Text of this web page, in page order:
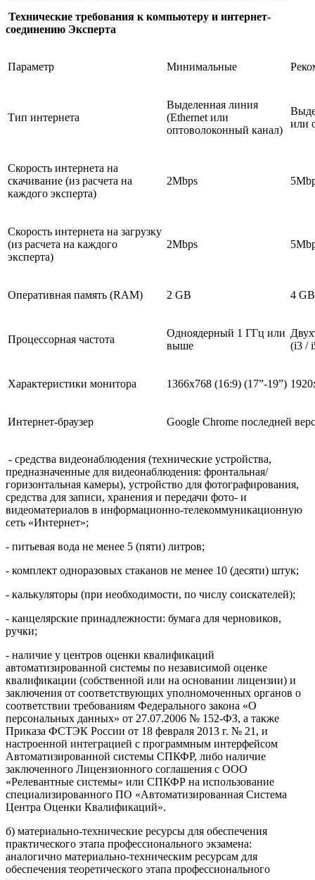
Технические требования к компьютеру и интернет-
соединению Эксперта
Параметр Минимальные
Тип интернета
Выделенная линия
(Ethernet или
оптоволоконный канал)
или
Скорость интернета на
скачивание (из расчета на
каждого эксперта)
2Mbps
Скорость интернета на загрузку
(из расчета на каждого
эксперта)
2Mbps
Оперативная память (RAM) 2 GB 4 GB
Процессорная частота
Одноядерный 1 ГГц или
выше
(i3 /
Характеристики монитора 1366х768 (16:9) (17”-19”)
Интернет-браузер Google Chrome последней
- средства видеонаблюдения (технические устройства,
предназначенные для видеонаблюдения: фронтальная/
горизонтальная камеры), устройство для фотографирования,
средства для записи, хранения и передачи фото- и
видеоматериалов в информационно-телекоммуникационную
сеть «Интернет»;
- питьевая вода не менее 5 (пяти) литров;
- комплект одноразовых стаканов не менее 10 (десяти) штук;
- калькуляторы (при необходимости, по числу соискателей);
- канцелярские принадлежности: бумага для черновиков,
ручки;
- наличие у центров оценки квалификаций
автоматизированной системы по независимой оценке
квалификации (собственной или на основании лицензии) и
заключения от соответствующих уполномоченных органов о
соответствии требованиям Федерального закона «О
персональных данных» от 27.07.2006 № 152-ФЗ, а также
Приказа ФСТЭК России от 18 февраля 2013 г. № 21, и
настроенной интеграцией с программным интерфейсом
Автоматизированной системы СПКФР, либо наличие
заключенного Лицензионного соглашения с ООО
«Релевантные системы» или СПКФР на использование
специализированного ПО «Автоматизированная Система
Центра Оценки Квалификаций».
б) материально-технические ресурсы для обеспечения
практического этапа профессионального экзамена:
аналогично материально-техническим ресурсам для
обеспечения теоретического этапа профессионального